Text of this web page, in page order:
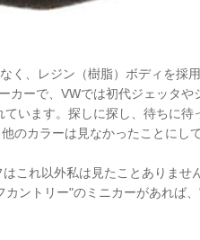
く、レジン（樹脂）ボディを採
ーで、VWでは初代ジェッタや
います。探しに探し、待ちに待
のカラーは見なかったことにして
これ以外私は見たことありませ
ントリー"のミニカーがあれば